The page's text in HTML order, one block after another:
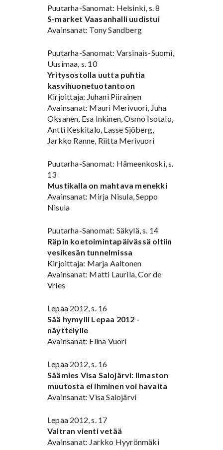
Puutarha-Sanomat: Helsinki, s. 8
S-market Vaasanhalli uudistui
Avainsanat: Tony Sandberg
Puutarha-Sanomat: Varsinais-Suomi,
Uusimaa, s. 10
Yritysostolla uutta puhtia
kasvihuonetuotantoon
Kirjoittaja: Juhani Piirainen
Avainsanat: Mauri Merivuori, Juha
Oksanen, Esa Inkinen, Osmo Isotalo,
Antti Keskitalo, Lasse Sjöberg,
Jarkko Ranne, Riitta Merivuori
Puutarha-Sanomat: Hämeenkoski, s.
13
Mustikalla on mahtava menekki
Avainsanat: Mirja Nisula, Seppo
Nisula
Puutarha-Sanomat: Säkylä, s. 14
Räpin koetoimintapäivässä oltiin
vesikesän tunnelmissa
Kirjoittaja: Marja Aaltonen
Avainsanat: Matti Laurila, Cor de
Vries
Lepaa 2012, s. 16
Sää hymyili Lepaa 2012 -
näyttelylle
Avainsanat: Elina Vuori
Lepaa 2012, s. 16
Säämies Visa Salojärvi: Ilmaston
muutosta ei ihminen voi havaita
Avainsanat: Visa Salojärvi
Lepaa 2012, s. 17
Valtran vienti vetää
Avainsanat: Jarkko Hyyrönmäki